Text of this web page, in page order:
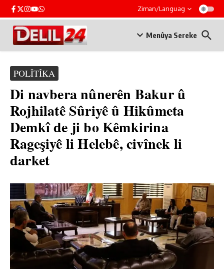
Skip to content Ziman/Languag
Menûya Sereke
POLÎTÎKA
Di navbera nûnerên Bakur û
Rojhilatê Sûriyê û Hikûmeta
Demkî de ji bo Kêmkirina
Rageşiyê li Helebê, civînek li
darket